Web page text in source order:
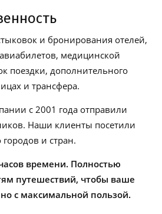
и бронирования отелей,
медицинской
поездки, дополнительного
и трансфера.
с 2001 года отправили
Наши клиенты посетили
и стран.
времени. Полностью
путешествий, чтобы ваше
с максимальной пользой.